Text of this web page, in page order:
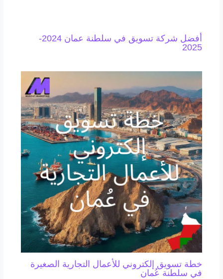
أفضل شركة تسويق في سلطنة عمان 2024-
2025
خطة تسويق إلكتروني للأعمال التجارية الصغيرة
في سلطنة عُمان